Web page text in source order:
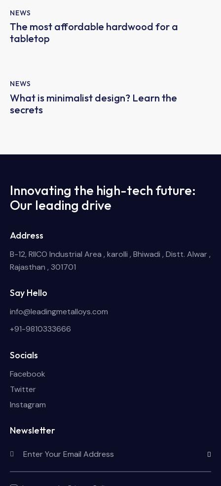
NEWS
The most affordable hardwood for a
tabletop
NEWS
What is minimalist design? Learn the
secrets
Innovating the high-tech future:
Our leading drive
Address
B-12, RIICO Industrial Area , karolli , Bhiwadi , Distt. Alwar ,
Rajasthan , 301701
Say Hello
info@leadingmetalloys.com
+91-9810333666
Socials
Facebook
Twitter
Instagram
Newsletter